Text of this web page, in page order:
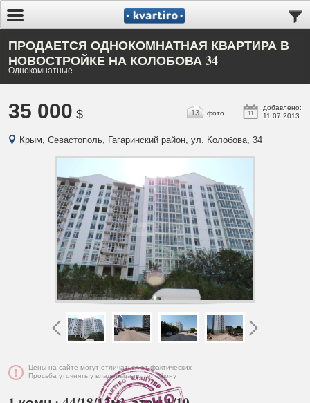
ПРОДАЕТСЯ ОДНОКОМНАТНАЯ КВАРТИРА В
НОВОСТРОЙКЕ НА КОЛОБОВА 34
Однокомнатные
35 000 $ 11
добавлено:
11.07.2013
13 фото
Крым, Севастополь, Гагаринский район, ул. Колобова, 34
Цены на сайте могут отличаться от фактических
Просьба уточнять у владельца по телефону